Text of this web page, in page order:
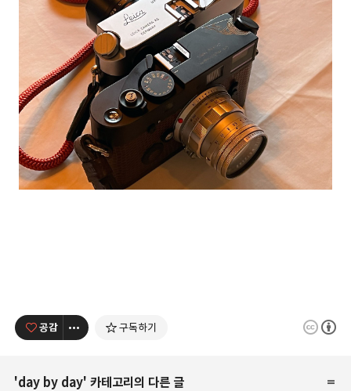
공감 구독하기
'day by day' 카테고리의 다른 글